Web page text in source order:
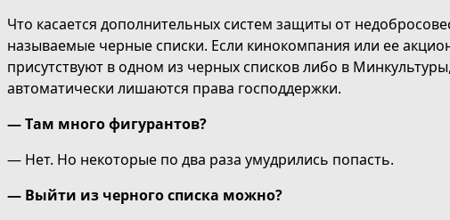
Что касается дополнительных систем защиты от
называемые черные списки. Если кинокомпания или ее
присутствуют в одном из черных списков либо в
автоматически лишаются права господдержки.
— Там много фигурантов?
— Нет. Но некоторые по два раза умудрились попасть.
— Выйти из черного списка можно?